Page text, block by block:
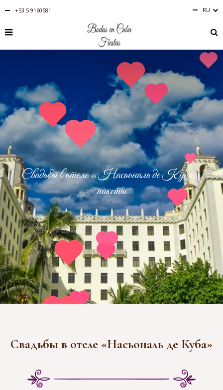
+53 5 9160581 RU
PT-
IT
FR
EN
DE
Свадьбы в отеле «Насьональ де Куба».
пакеты
Свадьбы в отеле «Насьональ де Куба»